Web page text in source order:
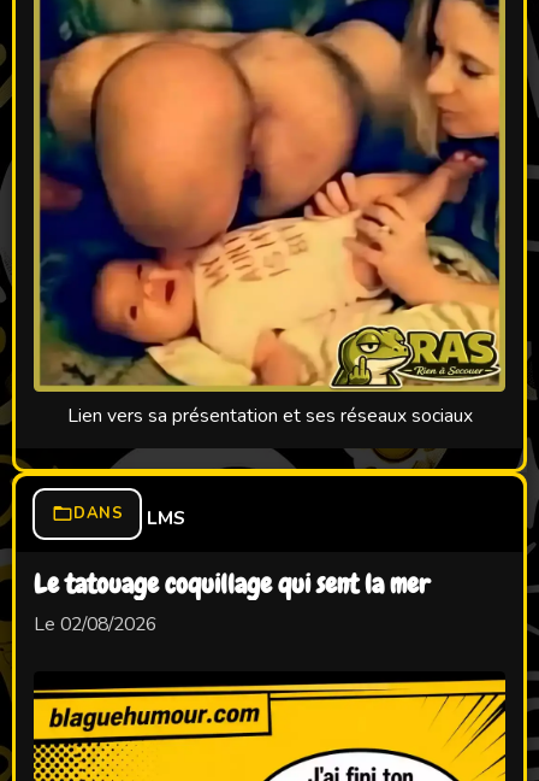
Lien vers sa présentation et ses réseaux sociaux
DANS LMS
Le tatouage coquillage qui sent la mer
Le 02/08/2026